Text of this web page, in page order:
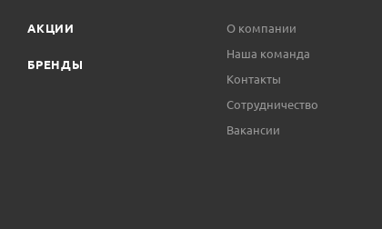
АКЦИИ
БРЕНДЫ
О компании
Наша команда
Контакты
Сотрудничество
Вакансии